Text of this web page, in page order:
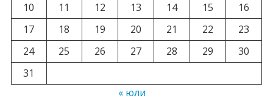
10
11 12 13 14 15
16
17
18 19 20 21 22
23
24
25 26 27 28 29
30
31
« юли